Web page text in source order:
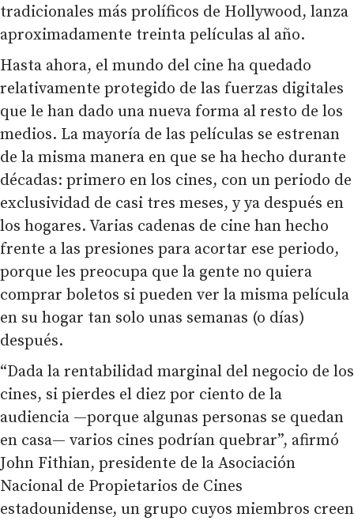
tradicionales más prolíficos de Hollywood, lanza
aproximadamente treinta películas al año.
Hasta ahora, el mundo del cine ha quedado
relativamente protegido de las fuerzas digitales
que le han dado una nueva forma al resto de los
medios. La mayoría de las películas se estrenan
de la misma manera en que se ha hecho durante
décadas: primero en los cines, con un periodo de
exclusividad de casi tres meses, y ya después en
los hogares. Varias cadenas de cine han hecho
frente a las presiones para acortar ese periodo,
porque les preocupa que la gente no quiera
comprar boletos si pueden ver la misma película
en su hogar tan solo unas semanas (o días)
después.
“Dada la rentabilidad marginal del negocio de los
cines, si pierdes el diez por ciento de la
audiencia —porque algunas personas se quedan
en casa— varios cines podrían quebrar”, afirmó
John Fithian, presidente de la Asociación
Nacional de Propietarios de Cines
estadounidense, un grupo cuyos miembros creen